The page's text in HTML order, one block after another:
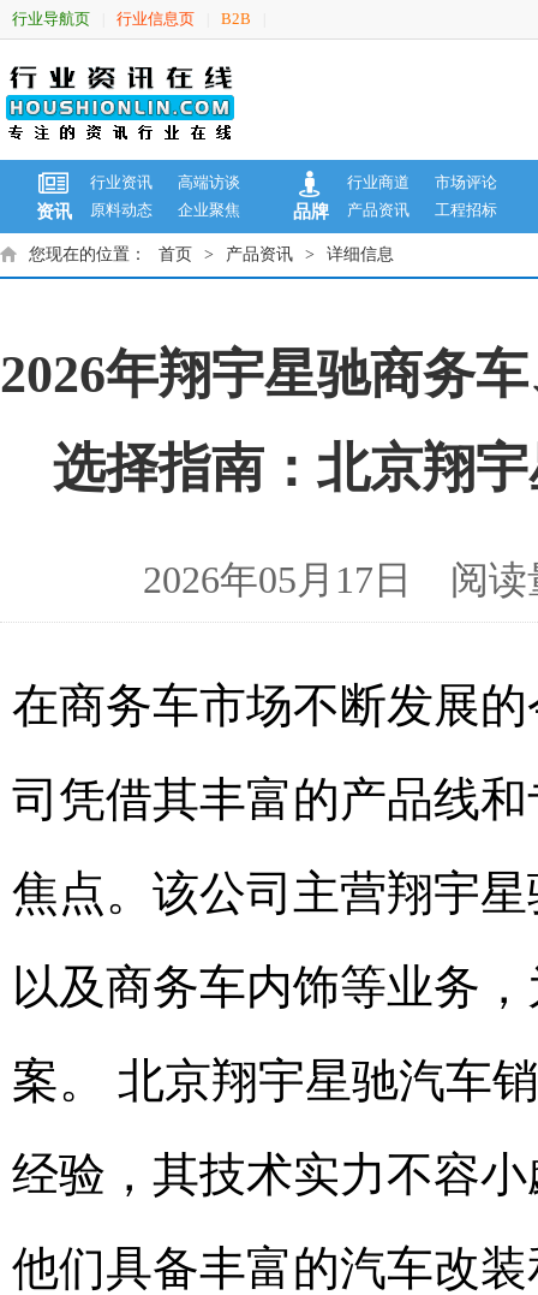
行业导航页 行业信息页 B2B
资讯
行业资讯
高端访谈
原料动态
企业聚焦 品牌
行业商道
市场评论
产品资讯
工程招标
您现在的位置： 首页 > 产品资讯 > 详细信息
2026年翔宇星驰商务
选择指南：北京翔
2026年05月17日 阅
在商务车市场不断发展
司凭借其丰富的产品线
焦点。该公司主营翔宇
以及商务车内饰等业务
案。 北京翔宇星驰汽车
经验，其技术实力不容
他们具备丰富的汽车改